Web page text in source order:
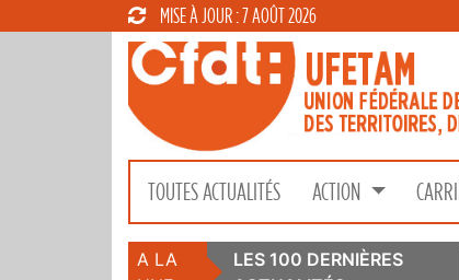
MISE À JOUR : 7 AOÛT 2026
TOUTES ACTUALITÉS ACTION
A LA
LES 100 DERNIÈRES